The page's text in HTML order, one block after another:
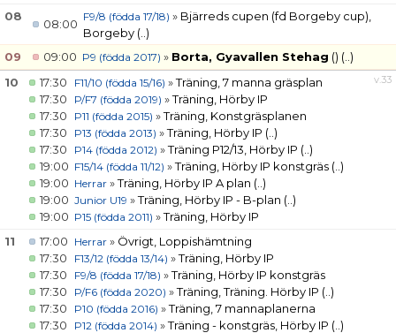
08
08:00
F9/8 (födda 17/18) » Bjärreds cupen (fd Borgeby cup),
Borgeby (..)
09
09:00 P9 (födda 2017) » Borta, Gyavallen Stehag () (..)
v.33
10 17:30 F11/10 (födda 15/16) »Träning, 7 manna gräsplan
17:30
P/F7 (födda 2019) »Träning, Hörby IP
17:30
P11 (födda 2015) »Träning, Konstgräsplanen
17:30
P13 (födda 2013) »Träning, Hörby IP (..)
17:30
P14 (födda 2012) »Träning P12/13, Hörby IP (..)
19:00 F15/14 (födda 11/12) »Träning, Hörby IP konstgräs (..)
19:00 Herrar »Träning, Hörby IP A plan (..)
19:00 Junior U19 »Träning, Hörby IP - B-plan (..)
19:00 P15 (födda 2011) »Träning, Hörby IP
11
17:00 Herrar » Övrigt, Loppishämtning
17:30
F13/12 (födda 13/14) »Träning, Hörby IP
17:30
F9/8 (födda 17/18) »Träning, Hörby IP konstgräs
17:30
P/F6 (födda 2020) »Träning, Träning. Hörby IP (..)
17:30
P10 (födda 2016) »Träning, 7 mannaplanerna
17:30
P12 (födda 2014) »Träning - konstgräs, Hörby IP (..)